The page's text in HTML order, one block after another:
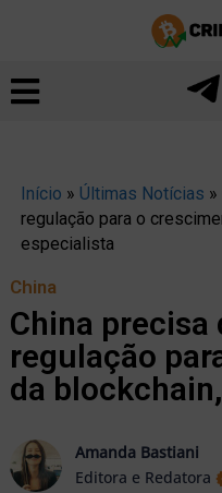
Início » Últimas Notícias »
regulação para o
especialista
China
China precisa
regulação
da
Amanda Bastiani
Editora e Redatora